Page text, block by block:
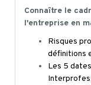
Connaître le
l'entreprise en
Risques
définitions
Les 5